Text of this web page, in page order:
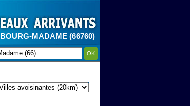
BOURG-MADAME (66760)
OK